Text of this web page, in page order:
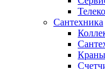
Сантехника